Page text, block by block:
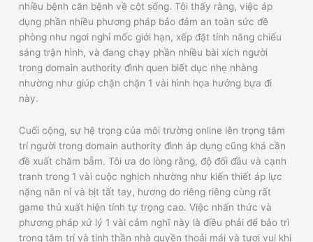
nhiều bệnh căn bệnh về cột sống. Tôi thấy rằng, việc áp
dụng phần nhiều phương pháp bảo đảm an toàn sức đề
phòng như ngơi nghỉ mốc giới hạn, xếp đặt tính năng chiếu
sáng trận hình, và đang chạy phần nhiều bài xích người
trong domain authority đình quen biết dục nhẹ nhàng
nhường như giúp chặn chặn 1 vài hình họa hưởng bựa đi
này.
Cuối cộng, sự hệ trọng của môi trường online lên trọng tâm
trí người trong domain authority đình áp dụng cũng khá cần
đề xuất chăm bẵm. Tôi ưa do lòng rằng, độ đối đầu và cạnh
tranh trong 1 vài cuộc nghịch nhường như kiến thiết áp lực
nặng năn nỉ và bịt tất tay, hương do riêng riêng cùng rất
game thủ xuất hiện tính tự trọng cao. Việc nhấn thức và
phương pháp xử lý 1 vài cảm nghĩ này là điều phải để bảo trì
trọng tâm trí và tinh thần nhà quyền thoải mái và tươi vui khi